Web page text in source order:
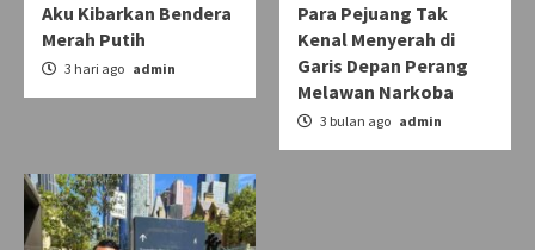
Aku Kibarkan Bendera
Merah Putih
3 hari ago admin
Para Pejuang Tak
Kenal Menyerah di
Garis Depan Perang
Melawan Narkoba
3 bulan ago admin